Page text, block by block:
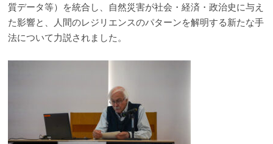
質データ等）を統合し、自然災害が社会・経済・政治史に与え
た影響と、人間のレジリエンスのパターンを解明する新たな手
法について力説されました。